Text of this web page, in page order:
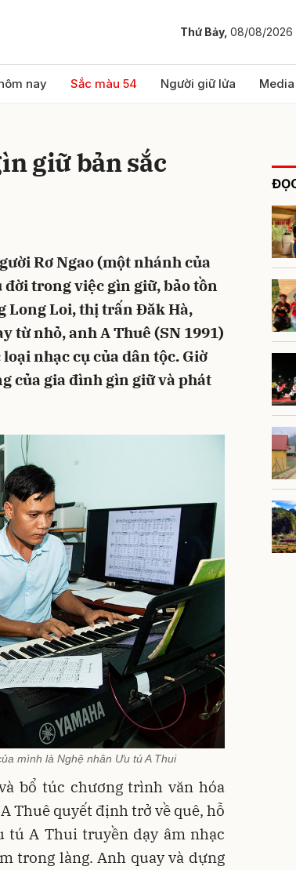
Thứ Bảy, 08/08/2026
nay Sắc màu 54 Người giữ lửa Media
giữ bản sắc
Rơ Ngao (một nhánh của
trong việc gìn giữ, bảo tồn
Long Loi, thị trấn Đăk Hà,
từ nhỏ, anh A Thuê (SN 1991)
nhạc cụ của dân tộc. Giờ
của gia đình gìn giữ và phát
mình là Nghệ nhân Ưu tú A Thui
bổ túc chương trình văn hóa
Thuê quyết định trở về quê, hỗ
tú A Thui truyền dạy âm nhạc
trong làng. Anh quay và dựng